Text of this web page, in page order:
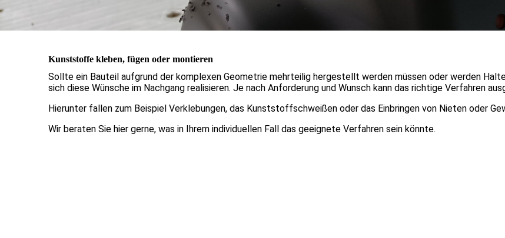
Kunststoffe kleben, fügen oder montieren
Sollte ein Bauteil aufgrund der komplexen Geometrie mehrteilig hergestellt werden müssen oder werden
sich diese Wünsche im Nachgang realisieren. Je nach Anforderung und Wunsch kann das richtige Verfahren
Hierunter fallen zum Beispiel Verklebungen, das Kunststoffschweißen oder das Einbringen von Nieten oder
Wir beraten Sie hier gerne, was in Ihrem individuellen Fall das geeignete Verfahren sein könnte.